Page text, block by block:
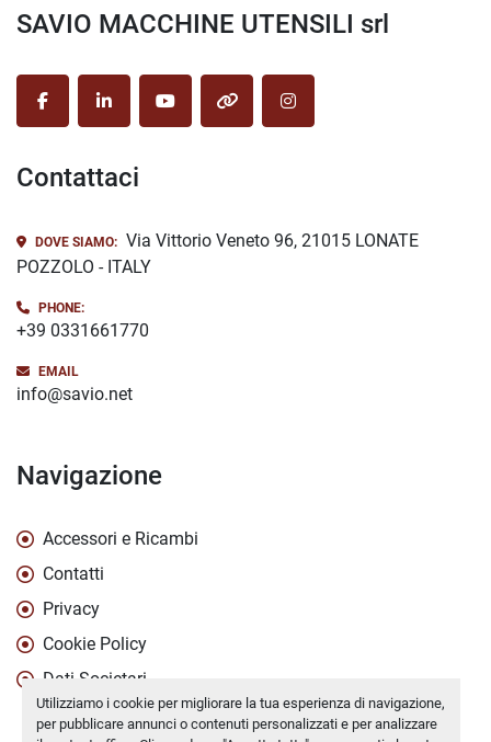
Utilizziamo i cookie per migliorare la tua esperienza di navigazione,
per pubblicare annunci o contenuti personalizzati e per analizzare
SAVIO MACCHINE UTENSILI srl
facebooklinkedinyoutubeother instagram
Contattaci
DOVE SIAMO: Via Vittorio Veneto 96, 21015 LONATE
POZZOLO - ITALY
PHONE:
+39 0331661770
EMAIL
info@savio.net
Navigazione
Accessori e Ricambi
Contatti
Privacy
Cookie Policy
Dati Societari